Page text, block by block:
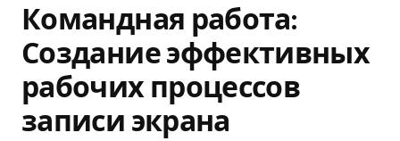
Командная работа:
Создание эффективных
рабочих процессов
записи экрана